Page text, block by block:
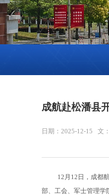
成航赴松潘县
日期：2025-12-15 文
1 2 月 1 2 日，成都航
部、工会、军士管理学